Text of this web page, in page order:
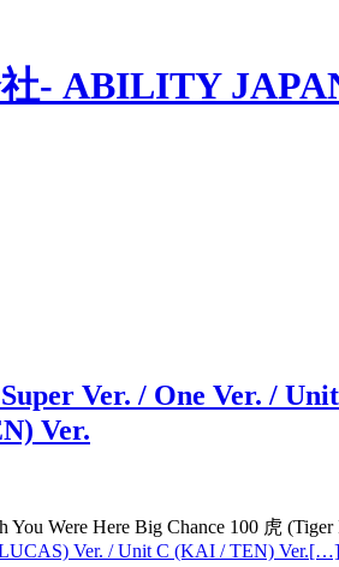
- ABILITY
Ver. / One Ver. /
Ver.
Were Here Big Chance 100 虎 (Tiger
Ver. / Unit C (KAI / TEN) Ver.[…]